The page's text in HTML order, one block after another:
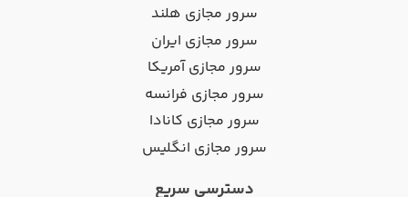
سرور مجازی هلند
سرور مجازی ایران
سرور مجازی آمریکا
سرور مجازی فرانسه
سرور مجازی کانادا
سرور مجازی انگلیس
دسترسی سریع